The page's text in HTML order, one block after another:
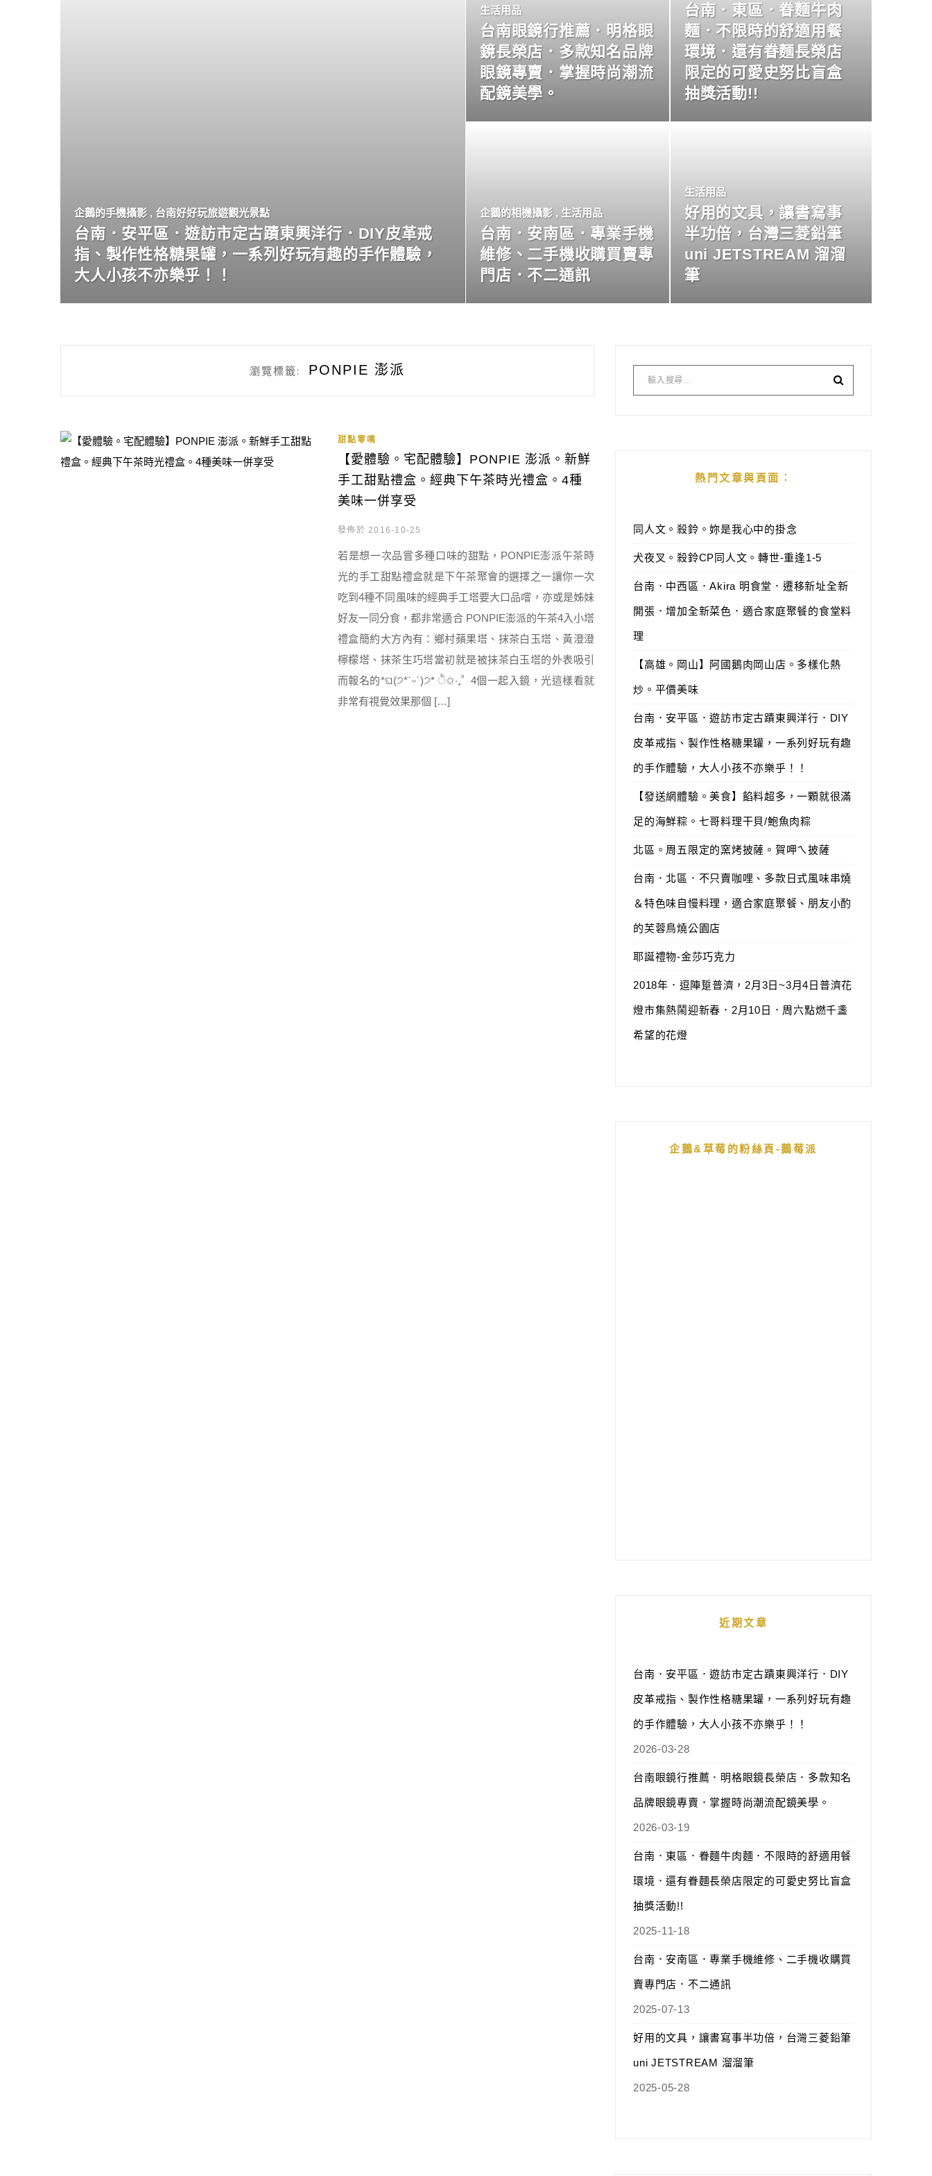
企鵝的手機攝影 , 台南好好玩旅遊觀光景點
台南．安平區．遊訪市定古蹟東興洋行．DIY皮革戒
指、製作性格糖果罐，一系列好玩有趣的手作體驗，
大人小孩不亦樂乎！！
生活用品
台南眼鏡行推薦．明格眼
鏡長榮店．多款知名品牌
眼鏡專賣．掌握時尚潮流
配鏡美學。
台南．東區．眷麵牛肉
麵．不限時的舒適用餐
環境．還有眷麵長榮店
限定的可愛史努比盲盒
抽獎活動!!
企鵝的相機攝影 , 生活用品
台南．安南區．專業手機
維修、二手機收購買賣專
門店．不二通訊
生活用品
好用的文具，讓書寫事
半功倍，台灣三菱鉛筆
uni JETSTREAM 溜溜
筆
瀏覽標籤: PONPIE 澎派
甜點零嘴
【愛體驗。宅配體驗】PONPIE 澎派。新鮮
手工甜點禮盒。經典下午茶時光禮盒。4種
美味一併享受
發佈於 2016-10-25
若是想一次品嘗多種口味的甜點，PONPIE澎派午茶時
光的手工甜點禮盒就是下午茶聚會的選擇之一讓你一次
吃到4種不同風味的經典手工塔要大口品嚐，亦或是姊妹
好友一同分食，都非常適合 PONPIE澎派的午茶4入小塔
禮盒簡約大方內有：鄉村蘋果塔、抹茶白玉塔、黃澄澄
檸檬塔、抹茶生巧塔當初就是被抹茶白玉塔的外表吸引
而報名的*ଘ(੭*ˊᵕˋ)੭* ੈ✩‧₊˚ 4個一起入鏡，光這樣看就
非常有視覺效果那個 […]
熱門文章與頁面︰
同人文。殺鈴。妳是我心中的掛念
犬夜叉。殺鈴CP同人文。轉世-重逢1-5
台南．中西區．Akira 明食堂．遷移新址全新
開張．增加全新菜色．適合家庭聚餐的食堂料
理
【高雄。岡山】阿國鵝肉岡山店。多樣化熱
炒。平價美味
台南．安平區．遊訪市定古蹟東興洋行．DIY
皮革戒指、製作性格糖果罐，一系列好玩有趣
的手作體驗，大人小孩不亦樂乎！！
【發送網體驗。美食】餡料超多，一顆就很滿
足的海鮮粽。七哥料理干貝/鮑魚肉粽
北區。周五限定的窯烤披薩。賀呷ㄟ披薩
台南．北區．不只賣咖哩、多款日式風味串燒
＆特色味自慢料理，適合家庭聚餐、朋友小酌
的芙蓉鳥燒公園店
耶誕禮物-金莎巧克力
2018年．逗陣踅普濟，2月3日~3月4日普濟花
燈市集熱鬧迎新春．2月10日．周六點燃千盞
希望的花燈
企鵝&草莓的粉絲頁-鵝莓派
近期文章
台南．安平區．遊訪市定古蹟東興洋行．DIY
皮革戒指、製作性格糖果罐，一系列好玩有趣
的手作體驗，大人小孩不亦樂乎！！
2026-03-28
台南眼鏡行推薦．明格眼鏡長榮店．多款知名
品牌眼鏡專賣．掌握時尚潮流配鏡美學。
2026-03-19
台南．東區．眷麵牛肉麵．不限時的舒適用餐
環境．還有眷麵長榮店限定的可愛史努比盲盒
抽獎活動!!
2025-11-18
台南．安南區．專業手機維修、二手機收購買
賣專門店．不二通訊
2025-07-13
好用的文具，讓書寫事半功倍，台灣三菱鉛筆
uni JETSTREAM 溜溜筆
2025-05-28